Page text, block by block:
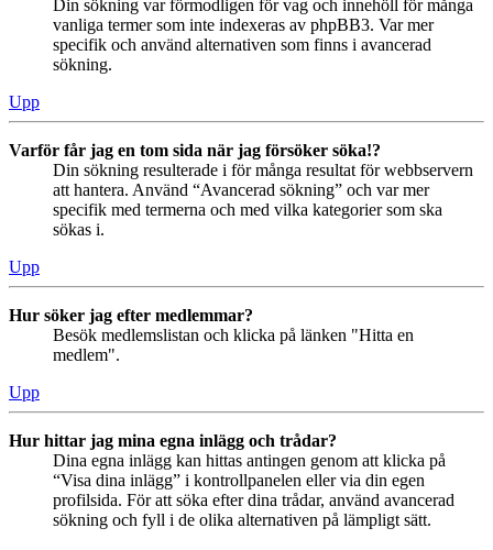
Din sökning var förmodligen för vag och innehöll för många
vanliga termer som inte indexeras av phpBB3. Var mer
specifik och använd alternativen som finns i avancerad
sökning.
Upp
Varför får jag en tom sida när jag försöker söka!?
Din sökning resulterade i för många resultat för webbservern
att hantera. Använd “Avancerad sökning” och var mer
specifik med termerna och med vilka kategorier som ska
sökas i.
Upp
Hur söker jag efter medlemmar?
Besök medlemslistan och klicka på länken "Hitta en
medlem".
Upp
Hur hittar jag mina egna inlägg och trådar?
Dina egna inlägg kan hittas antingen genom att klicka på
“Visa dina inlägg” i kontrollpanelen eller via din egen
profilsida. För att söka efter dina trådar, använd avancerad
sökning och fyll i de olika alternativen på lämpligt sätt.